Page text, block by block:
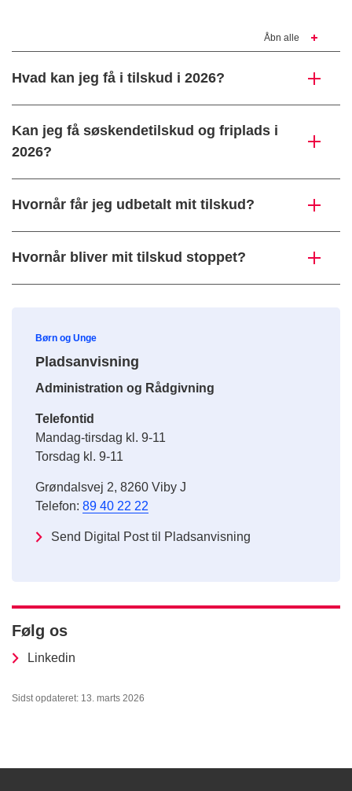
Åbn alle
Hvad kan jeg få i tilskud i 2026?
Kan jeg få søskendetilskud og friplads i
2026?
Hvornår får jeg udbetalt mit tilskud?
Hvornår bliver mit tilskud stoppet?
Børn og Unge
Pladsanvisning
Administration og Rådgivning
Telefontid
Mandag-tirsdag kl. 9-11
Torsdag kl. 9-11
Grøndalsvej 2, 8260 Viby J
Telefon: 89 40 22 22
Send Digital Post til Pladsanvisning
Følg os
Linkedin
Sidst opdateret: 13. marts 2026